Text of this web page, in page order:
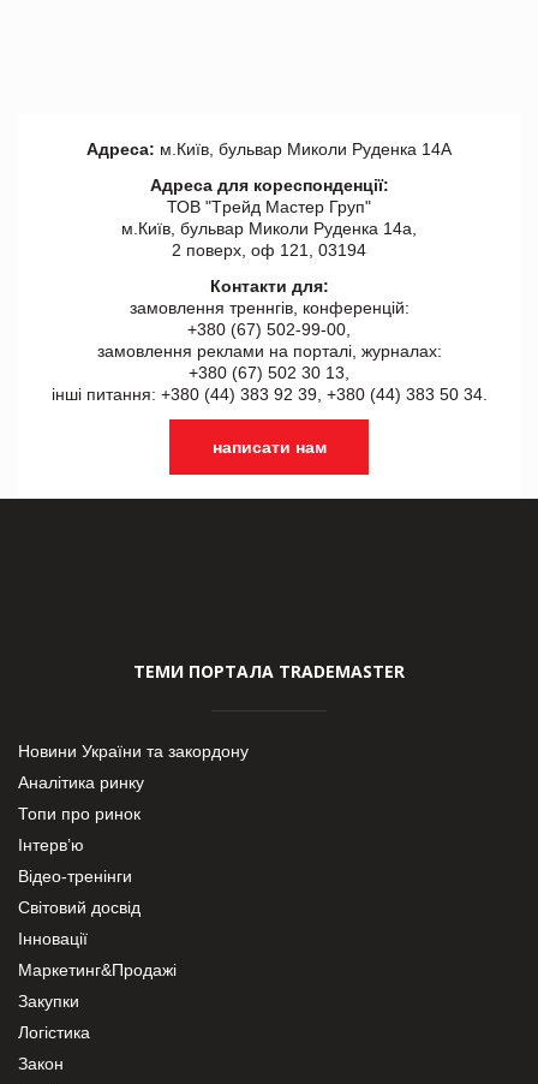
Адреса: м.Київ, бульвар Миколи Руденка 14А
Адреса для кореспонденції:
ТОВ "Tрейд Мастер Груп"
м.Київ, бульвар Миколи Руденка 14а,
2 поверх, оф 121, 03194
Контакти для:
замовлення треннгів, конференцій:
+380 (67) 502-99-00,
замовлення реклами на порталі, журналах:
+380 (67) 502 30 13,
інші питання: +380 (44) 383 92 39, +380 (44) 383 50 34.
написати нам
ТЕМИ ПОРТАЛА TRADEMASTER
Новини України та закордону
Аналітика ринку
Топи про ринок
Інтерв’ю
Відео-тренінги
Світовий досвід
Інновації
Маркетинг&Продажі
Закупки
Логістика
Закон